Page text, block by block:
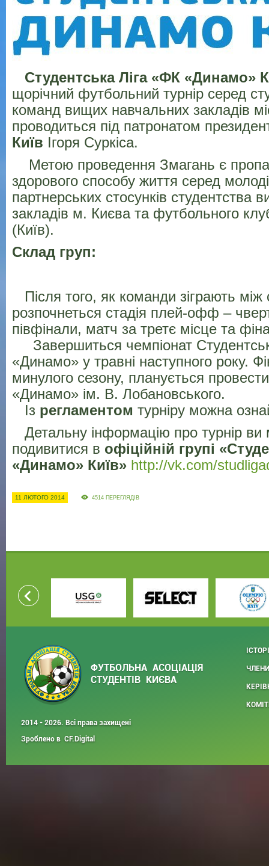
Студентська Ліга «ФК «Динамо»
щорічний футбольний турнір серед
команд вищих навчальних закладів
проводиться під патронатом
Київ Ігоря Суркіса.
Метою проведення Змагань є
здорового способу життя серед
партнерських стосунків студентства
закладів м. Києва та футбольного
(Київ).
Склад груп:
Після того, як команди зіграють
розпочнеться стадія плей-офф –
півфінали, матч за третє місце та
Завершиться чемпіонат
«Динамо» у травні наступного року.
минулого сезону, планується провести
«Динамо» ім. В. Лобановського.
Із регламентом турніру можна
Детальну інформацію про турнір ви
подивитися в офіційній групі
«Динамо» Київ» http://vk.com/
11 ЛЮТОГО 2014 4514 ПЕРЕГЛЯДІВ
ФУТБОЛЬНА АСОЦІАЦІЯ
СТУДЕНТІВ КИЄВА
2014 - 2026. Всі права захищені
Зроблено в CF.Digital